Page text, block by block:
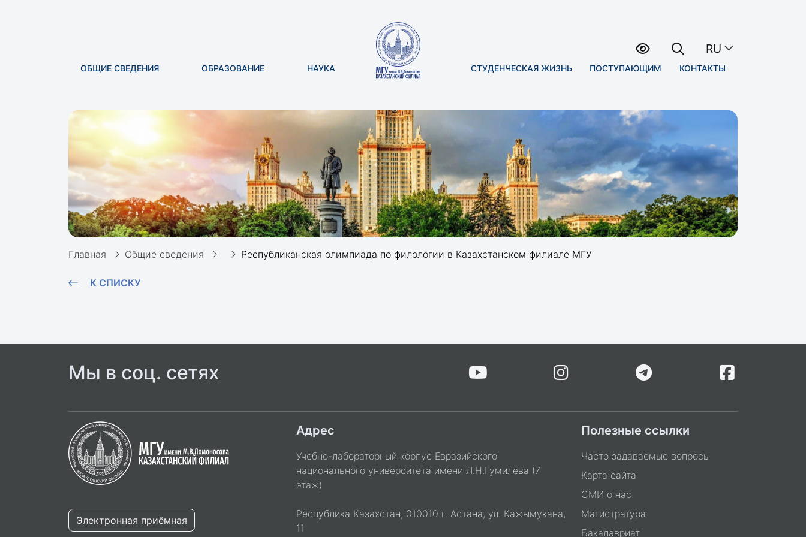
ОБЩИЕ СВЕДЕНИЯ ОБРАЗОВАНИЕ НАУКА СТУДЕНЧЕСКАЯ ЖИЗНЬ ПОСТУПАЮЩИМ КОНТАКТЫ
RU
Главная Общие сведения Республиканская олимпиада по филологии в Казахстанском филиале МГУ
К СПИСКУ
Мы в соц. сетях
Электронная приёмная
Адрес
Учебно-лабораторный корпус Евразийского
национального университета имени Л.Н.Гумилева (7
этаж)
Республика Казахстан, 010010 г. Астана, ул. Кажымукана,
11
Полезные ссылки
Часто задаваемые вопросы
Карта сайта
СМИ о нас
Магистратура
Бакалавриат